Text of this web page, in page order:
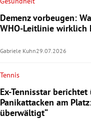
Demenz vorbeugen:
WHO-Leitlinie wirklich
Gabriele Kuhn29.07.2026
Tennis
Ex-Tennisstar berichtet
Panikattacken am
überwältigt“